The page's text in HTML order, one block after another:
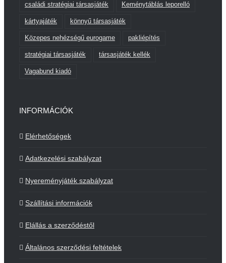
családi stratégiai társasjáték Keménytáblás leporelló
kártyajáték könnyű társasjáték
Közepes nehézségű eurogame pakliépítés
stratégiai társasjáték társasjáték kellék
Vagabund kiadó
INFORMÁCIÓK
Elérhetőségek
Adatkezelési szabályzat
Nyereményjáték szabályzat
Szállítási információk
Elállás a szerződéstől
Általános szerződési feltételek